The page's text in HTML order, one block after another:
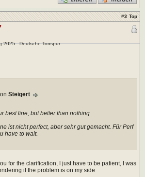
#3 Top
2025 - Deutsche Tonspur
Steigert
best line, but better than nothing.
ist nicht perfect, aber sehr gut gemacht. Für Perf
have to wait.
for the clarification, I just have to be patient, I was
if the problem is on my side